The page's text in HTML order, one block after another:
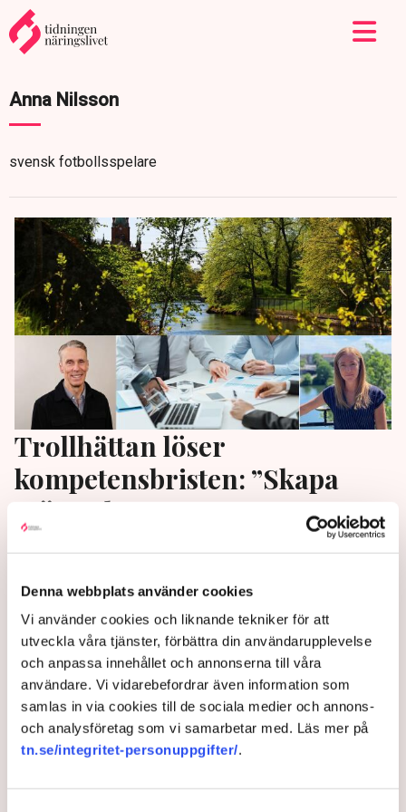
Denna webbplats använder cookies
Vi använder cookies och liknande tekniker för att
utveckla våra tjänster, förbättra din användarupplevelse
och anpassa innehållet och annonserna till våra
användare. Vi vidarebefordrar även information som
samlas in via cookies till de sociala medier och annons-
och analysföretag som vi samarbetar med. Läs mer på
tn.se/integritet-personuppgifter/.
Anna Nilsson
svensk fotbollsspelare
Trollhättan löser
kompetensbristen: ”Skapa
mötesplatser”
Tillgång till medarbetare med rätt kompetens toppar
ett arbetssätt som fungerar. ”Bli den myndighet du
själv skulle vilja möta”, säger Magnus Eriksson,
näringslivschef på Trollhättans stad.
2 months ago | Av: Joakim Hugert Lundberg